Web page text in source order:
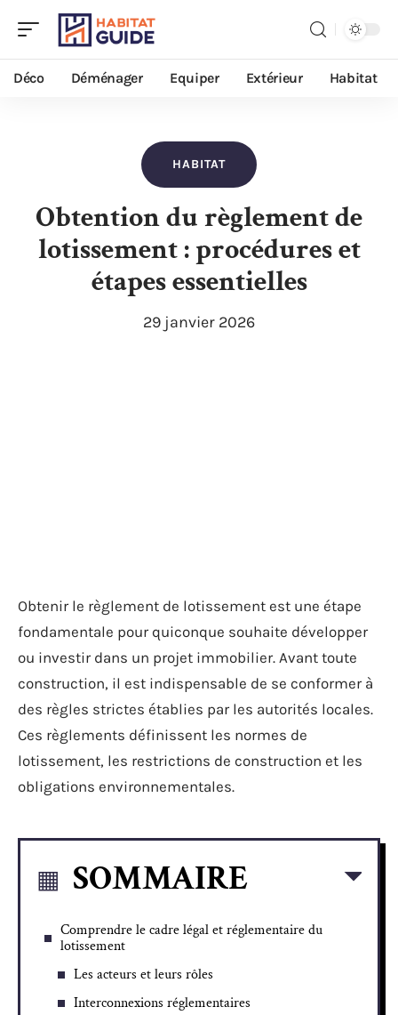
Déco Déménager Equiper Extérieur Habitat
HABITAT
Obtention du règlement de
lotissement : procédures et
étapes essentielles
29 janvier 2026
Obtenir le règlement de lotissement est une étape
fondamentale pour quiconque souhaite développer
ou investir dans un projet immobilier. Avant toute
construction, il est indispensable de se conformer à
des règles strictes établies par les autorités locales.
Ces règlements définissent les normes de
lotissement, les restrictions de construction et les
obligations environnementales.
SOMMAIRE
Comprendre le cadre légal et réglementaire du
lotissement
Les acteurs et leurs rôles
Interconnexions réglementaires